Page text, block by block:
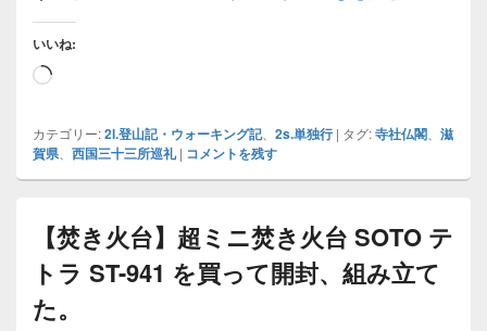
いいね:
読
込
み
中…
カテゴリー:2l.登山記・ウォーキング記、 2s.単独行 | タグ:寺社仏閣
滋
賀県
西国三十三所巡礼 | コメントを残す
【焚き火台】超ミニ焚き火台 SOTO テ
トラ ST-941 を買って開封、組み立て
た。